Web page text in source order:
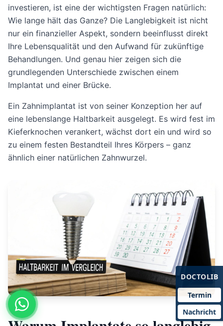
investieren, ist eine der wichtigsten Fragen natürlich:
Wie lange hält das Ganze? Die Langlebigkeit ist nicht
nur ein finanzieller Aspekt, sondern beeinflusst direkt
Ihre Lebensqualität und den Aufwand für zukünftige
Behandlungen. Und genau hier zeigen sich die
grundlegenden Unterschiede zwischen einem
Implantat und einer Brücke.
Ein Zahnimplantat ist von seiner Konzeption her auf
eine lebenslange Haltbarkeit ausgelegt. Es wird fest im
Kieferknochen verankert, wächst dort ein und wird so
zu einem festen Bestandteil Ihres Körpers – ganz
ähnlich einer natürlichen Zahnwurzel.
DOCTOLIB
Termin
Nachricht